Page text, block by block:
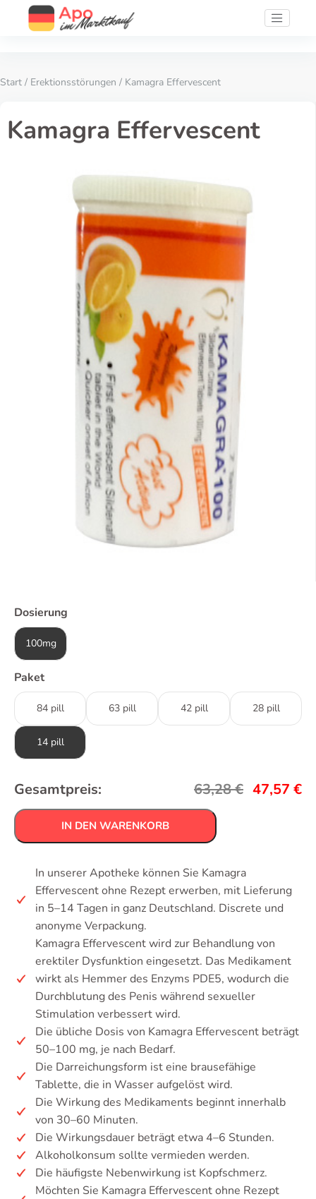
Start / Erektionsstörungen / Kamagra Effervescent
Kamagra Effervescent
Dosierung
100mg
Paket
84 pill 63 pill 42 pill 28 pill
14 pill
Gesamtpreis: 63,28€ 47,57 €
IN DEN WARENKORB
In unserer Apotheke können Sie Kamagra
Effervescent ohne Rezept erwerben, mit Lieferung
in 5–14 Tagen in ganz Deutschland. Discrete und
anonyme Verpackung.
Kamagra Effervescent wird zur Behandlung von
erektiler Dysfunktion eingesetzt. Das Medikament
wirkt als Hemmer des Enzyms PDE5, wodurch die
Durchblutung des Penis während sexueller
Stimulation verbessert wird.
Die übliche Dosis von Kamagra Effervescent beträgt
50–100 mg, je nach Bedarf.
Die Darreichungsform ist eine brausefähige
Tablette, die in Wasser aufgelöst wird.
Die Wirkung des Medikaments beginnt innerhalb
von 30–60 Minuten.
Die Wirkungsdauer beträgt etwa 4–6 Stunden.
Alkoholkonsum sollte vermieden werden.
Die häufigste Nebenwirkung ist Kopfschmerz.
Möchten Sie Kamagra Effervescent ohne Rezept